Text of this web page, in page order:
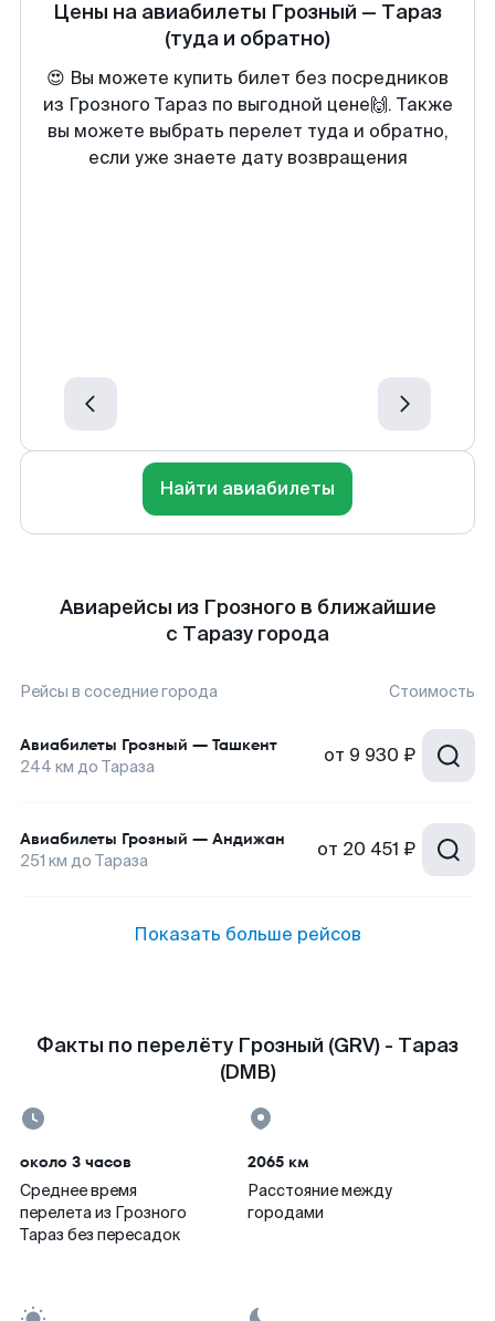
Цены на авиабилеты Грозный — Тараз
(туда и обратно)
😍 Вы можете купить билет без посредников
из Грозного Тараз по выгодной цене🙌. Также
вы можете выбрать перелет туда и обратно,
если уже знаете дату возвращения
Найти авиабилеты
Авиарейсы из Грозного в ближайшие
с Таразу города
Рейсы в соседние города Стоимость
Авиабилеты Грозный — Ташкент
244 км до Тараза от 9 930 ₽
Авиабилеты Грозный — Андижан
251 км до Тараза от 20 451 ₽
Показать больше рейсов
Факты по перелёту Грозный (GRV) - Тараз
(DMB)
около 3 часов
Среднее время
перелета из Грозного
Тараз без пересадок
2065 км
Расстояние между
городами